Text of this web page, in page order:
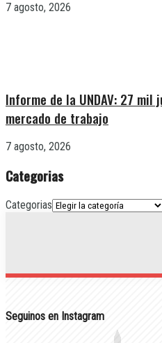
7 agosto, 2026
Informe de la UNDAV: 27 mil
mercado de trabajo
7 agosto, 2026
Categorias
Categorias
Seguinos en Instagram